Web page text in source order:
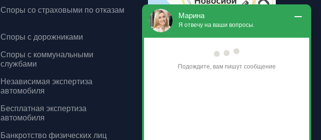
Споры со страховыми по отказам
Споры с дорожниками
Споры с коммунальными
службами
Независимая экспертиза
автомобиля
Бесплатная экспертиза
автомобиля
Банкротство физических лиц
Марина
Я отвечу на ваши вопросы.
Подождите, вам пишут сообщение